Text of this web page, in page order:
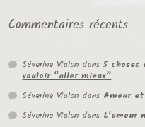
Commentaires récents
Séverine Vialon dans5 choses
vouloir “aller mieux”
Séverine Vialon dansAmour
Séverine Vialon dansL’amour